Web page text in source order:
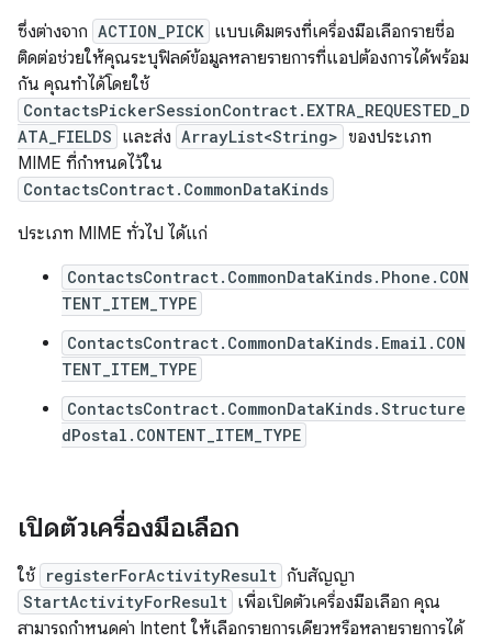
ซึ่งต่างจาก ACTION_PICK แบบเดิมตรงที่เครื่องมือเลือกรายชื่อ
ติดต่อช่วยให้คุณระบุฟิลด์ข้อมูลหลายรายการที่แอปต้องการได้พร้อม
กัน คุณทำได้โดยใช้
ContactsPickerSessionContract.EXTRA_REQUESTED_D
ATA_FIELDS และส่ง ArrayList<String> ของประเภท
MIME ที่กำหนดไว้ใน
ContactsContract.CommonDataKinds
ประเภท MIME ทั่วไป ได้แก่
ContactsContract.CommonDataKinds.Phone.CON
TENT_ITEM_TYPE
ContactsContract.CommonDataKinds.Email.CON
TENT_ITEM_TYPE
ContactsContract.CommonDataKinds.Structure
dPostal.CONTENT_ITEM_TYPE
เปิดตัวเครื่องมือเลือก
ใช้ registerForActivityResult กับสัญญา
StartActivityForResult เพื่อเปิดตัวเครื่องมือเลือก คุณ
สามารถกำหนดค่า Intent ให้เลือกรายการเดียวหรือหลายรายการได้